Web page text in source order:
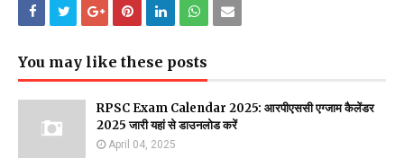
You may like these posts
RPSC Exam Calendar 2025: आरपीएससी एग्जाम कैलेंडर
2025 जारी यहां से डाउनलोड करें
April 04, 2025